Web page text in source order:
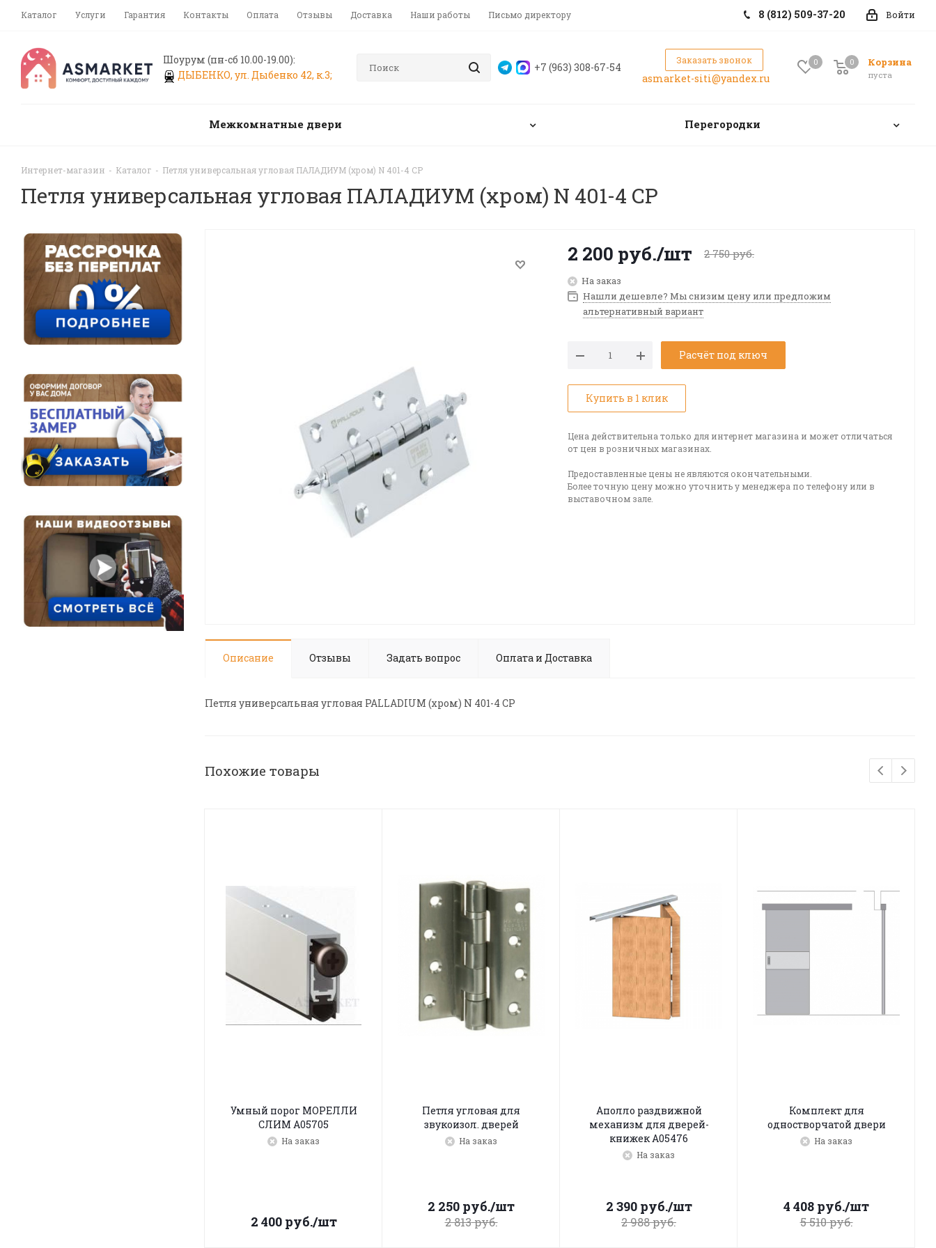
Каталог Услуги Гарантия Контакты Оплата Отзывы Доставка Наши работы Письмо директору Войти
8 (812) 509-37-20
Шоурум (пн-сб 10.00-19.00):
ДЫБЕНКО, ул. Дыбенко 42, к.3;
0 Корзина
0
пуста
0
Заказать звонок
asmarket-siti@yandex.ru
+7 (963) 308-67-54
Межкомнатные двери Перегородки
Интернет-магазин - Каталог - Петля универсальная угловая ПАЛАДИУМ (хром) N 401-4 CP
Петля универсальная угловая ПАЛАДИУМ (хром) N 401-4 CP
2 200 руб./шт 2 750руб.
На заказ
Нашли дешевле? Мы снизим цену или предложим
альтернативный вариант
Расчёт под ключ
Купить в 1 клик
Цена действительна только для интернет магазина и может отличаться
от цен в розничных магазинах.
Предоставленные цены не являются окончательными.
Более точную цену можно уточнить у менеджера по телефону или в
выставочном зале.
Описание Отзывы Задать вопрос Оплата и Доставка
Петля универсальная угловая PALLADIUM (хром) N 401-4 CP
Похожие товары
Умный порог МОРЕЛЛИ
СЛИМ A05705
На заказ
2 400руб./шт
Петля угловая для
звукоизол. дверей
На заказ
2 250 руб./шт
2 813руб.
Аполло раздвижной
механизм для дверей-
книжек A05476
На заказ
2 390руб./шт
2 988руб.
Комплект для
одностворчатой двери
На заказ
4 408 руб./шт
5 510руб.